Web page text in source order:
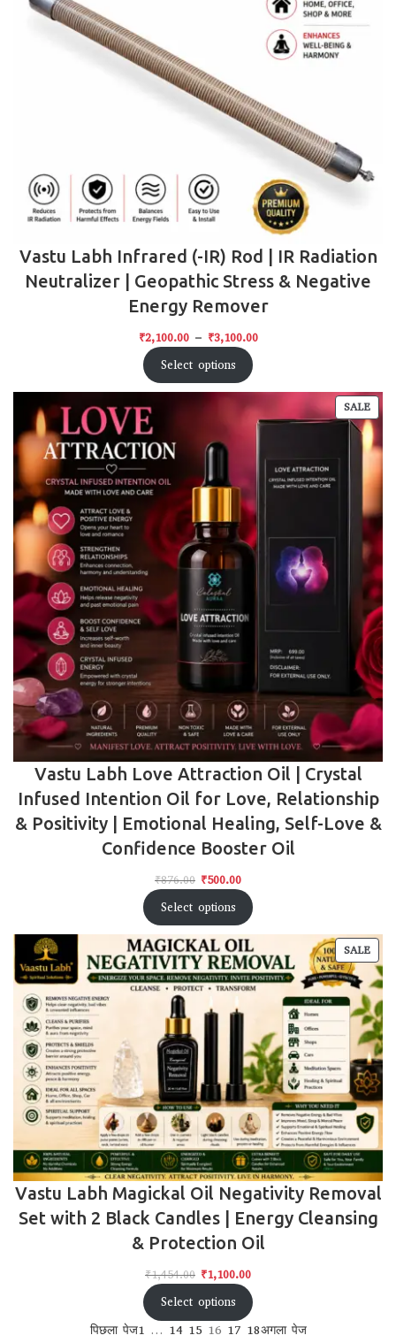
Vastu Labh Infrared (-IR) Rod | IR Radiation
Neutralizer | Geopathic Stress & Negative
Energy Remover
₹2,100.00 – ₹3,100.00
Select options
SALE
Vastu Labh Love Attraction Oil | Crystal
Infused Intention Oil for Love, Relationship
& Positivity | Emotional Healing, Self-Love &
Confidence Booster Oil
₹876.00 ₹500.00
Select options
SALE
Vastu Labh Magickal Oil Negativity Removal
Set with 2 Black Candles | Energy Cleansing
& Protection Oil
₹1,454.00 ₹1,100.00
Select options
पिछला पेज1 … 14 15 16 17 18अगला पेज